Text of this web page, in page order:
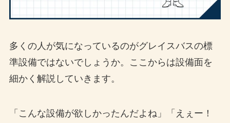
多くの人が気になっているのがグレイスバスの標
準設備ではないでしょうか。ここからは設備面を
細かく解説していきます。
「こんな設備が欲しかったんだよね」「えぇー！